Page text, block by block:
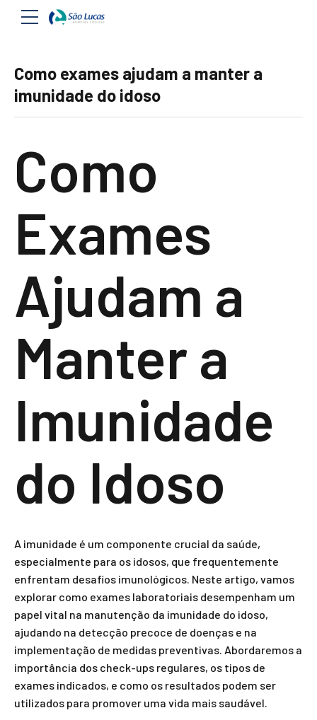
Como exames ajudam a manter a
imunidade do idoso
Como
Exames
Ajudam a
Manter a
Imunidade
do Idoso
A imunidade é um componente crucial da saúde,
especialmente para os idosos, que frequentemente
enfrentam desafios imunológicos. Neste artigo, vamos
explorar como exames laboratoriais desempenham um
papel vital na manutenção da imunidade do idoso,
ajudando na detecção precoce de doenças e na
implementação de medidas preventivas. Abordaremos a
importância dos check-ups regulares, os tipos de
exames indicados, e como os resultados podem ser
utilizados para promover uma vida mais saudável.